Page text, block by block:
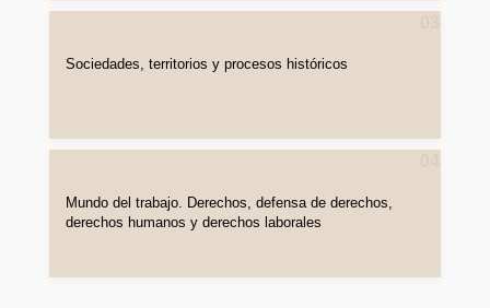
Sociedades, territorios y procesos históricos
Mundo del trabajo. Derechos, defensa de derechos,
derechos humanos y derechos laborales